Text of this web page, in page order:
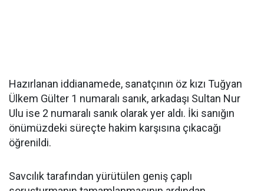
Hazırlanan iddianamede, sanatçının öz kızı Tuğyan
Ülkem Gülter 1 numaralı sanık, arkadaşı Sultan Nur
Ulu ise 2 numaralı sanık olarak yer aldı. İki sanığın
önümüzdeki süreçte hakim karşısına çıkacağı
öğrenildi.
Savcılık tarafından yürütülen geniş çaplı